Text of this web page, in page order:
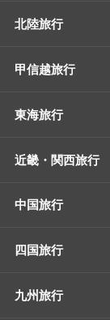
北陸旅行
甲信越旅行
東海旅行
近畿・関西旅行
中国旅行
四国旅行
九州旅行